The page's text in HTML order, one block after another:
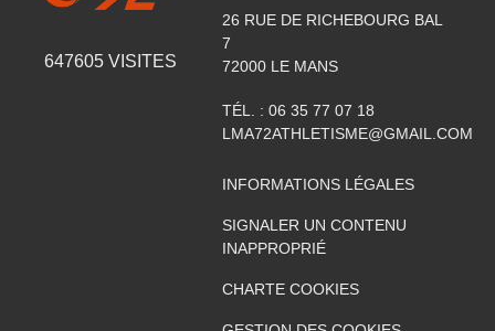
647605 VISITES
26 RUE DE RICHEBOURG BAL
7
72000 LE MANS
TÉL. : 06 35 77 07 18
LMA72ATHLETISME@GMAIL.COM
INFORMATIONS LÉGALES
SIGNALER UN CONTENU
INAPPROPRIÉ
CHARTE COOKIES